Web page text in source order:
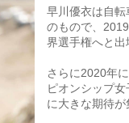
早川優衣は自転
のもので、
界選手権へと出
さらに2020年
ピオンシップ
に大きな期待が